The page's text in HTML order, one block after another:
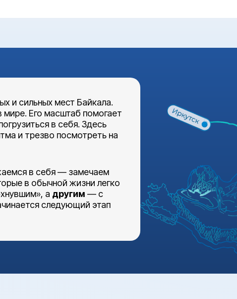
в себя — замечаем
в обычной жизни легко
а другим — с
следующий этап
и сильных мест Байкала.
Его масштаб помогает
в себя. Здесь
и трезво посмотреть на